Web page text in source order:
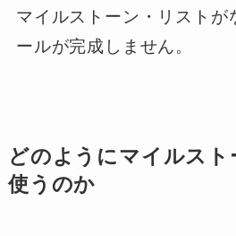
マイルストーン・リストが
ールが完成しません。
どのようにマイルスト
使うのか